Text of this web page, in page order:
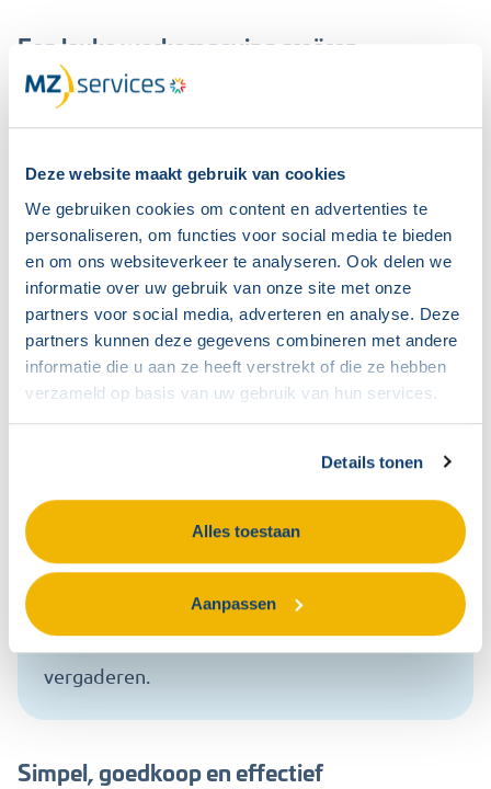
Deze website maakt gebruik van cookies
We gebruiken cookies om content en advertenties te
personaliseren, om functies voor social media te bieden
en om ons websiteverkeer te analyseren. Ook delen we
informatie over uw gebruik van onze site met onze
partners voor social media, adverteren en analyse. Deze
partners kunnen deze gegevens combineren met andere
informatie die u aan ze heeft verstrekt of die ze hebben
verzameld op basis van uw gebruik van hun services.
Details tonen
Alles toestaan
Aanpassen
Een leuke werkomgeving creëren
Laat het duidelijk zijn: we maken het veel
moeilijker dan het is. Eigenlijk is Arbo gewoon het
gezonder maken. Jij weet als geen ander of het
bureau aan jouw wensen voldoet en of je
bijvoorbeeld genoeg beweging krijgt op je werk.
Iedereen heeft er wel wat over te zeggen. Luister
dan ook goed.
Hier moet jouw werkgever mee instemmen:
Je mag overleggen met de bedrijfsarts en
andere arbeidsdeskundigen.
Je mag een-op-een contact hebben met de
Inspectie SZW tijdens het bezoek aan jullie
Jullie mogen tijdens werktijd over de Arbo
vergaderen.
Simpel, goedkoop en effectief